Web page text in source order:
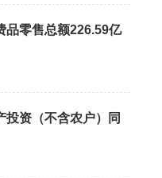
品零售总额226.59亿
投资（不含农户）同